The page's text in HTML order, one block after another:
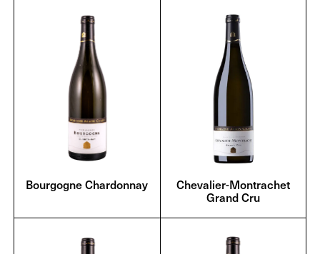
Bourgogne Chardonnay Chevalier-Montrachet
Grand Cru